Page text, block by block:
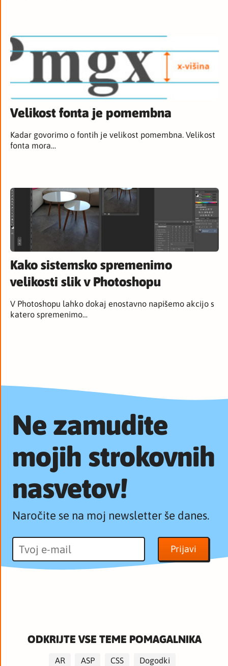
Velikost fonta je pomembna
Kadar govorimo o fontih je velikost pomembna. Velikost
fonta mora…
Kako sistemsko spremenimo
velikosti slik v Photoshopu
V Photoshopu lahko dokaj enostavno napišemo akcijo s
katero spremenimo…
Ne zamudite
mojih strokovnih
nasvetov!
Naročite se na moj newsletter še danes.
ODKRIJTE VSE TEME POMAGALNIKA
AR ASP CSS Dogodki